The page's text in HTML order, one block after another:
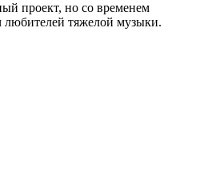
проект, но со временем
любителей тяжелой музыки.